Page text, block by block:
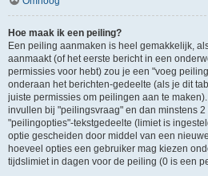
Hoe maak ik een peiling?
Een peiling aanmaken is heel gemakkelijk,
aanmaakt (of het eerste bericht in een
permissies voor hebt) zou je een "voeg
onderaan het berichten-gedeelte (als je dit
juiste permissies om peilingen aan te
invullen bij "peilingsvraag" en dan minstens
"peilingopties"-tekstgedeelte (limiet is
optie gescheiden door middel van een
hoeveel opties een gebruiker mag kiezen
tijdslimiet in dagen voor de peiling (0 is een